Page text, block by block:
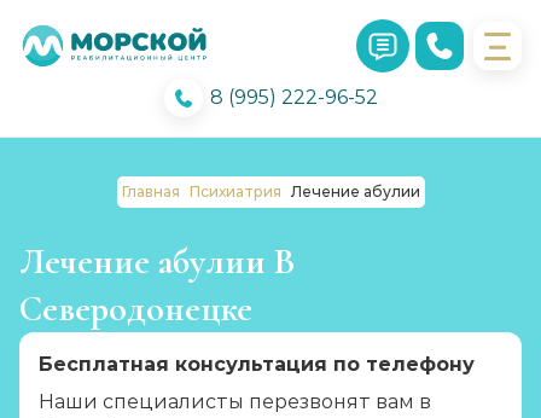
8 (995) 222-96-52
Главная Психиатрия Лечение абулии
Лечение абулии В
Северодонецке
Бесплатная консультация по телефону
Наши специалисты перезвонят вам в